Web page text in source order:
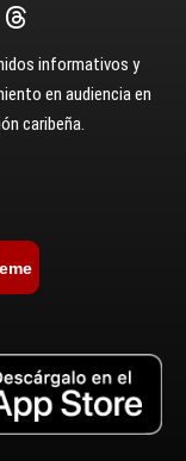
informativos y
en audiencia en
caribeña.